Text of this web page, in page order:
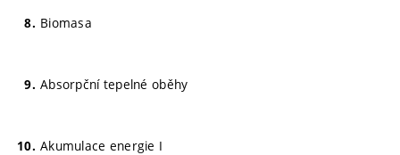
Biomasa
Absorpční tepelné oběhy
Akumulace energie I